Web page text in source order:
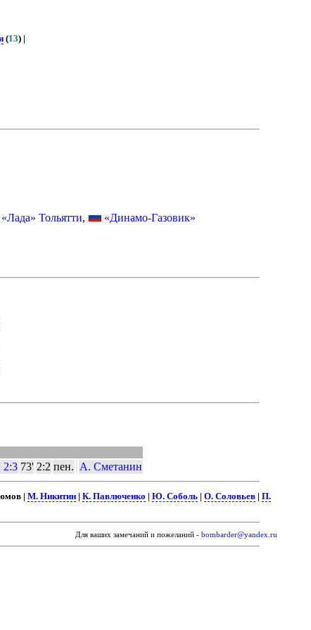
(13) |
«Лада» Тольятти,
«Динамо-Газовик»
2:3 73' 2:2 пен. А. Сметанин
| М. Никитин| К. Павлюченко Ю. Соболь| О. Соловьев| П.
Для ваших замечаний и пожеланий - bombarder@yandex.ru